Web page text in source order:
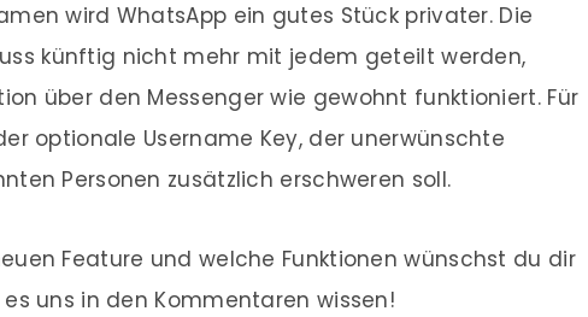
wird WhatsApp ein gutes Stück privater. Die
künftig nicht mehr mit jedem geteilt werden,
über den Messenger wie gewohnt funktioniert. Für
optionale Username Key, der unerwünschte
Personen zusätzlich erschweren soll.
Feature und welche Funktionen wünschst du dir
uns in den Kommentaren wissen!